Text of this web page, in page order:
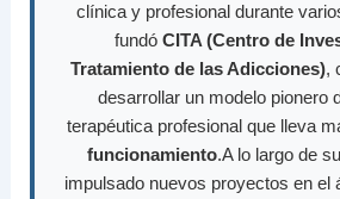
clínica y profesional durante
fundó CITA (Centro de
Tratamiento de las Adicciones),
desarrollar un modelo pionero
terapéutica profesional que lleva
funcionamiento.A lo largo de
impulsado nuevos proyectos en el